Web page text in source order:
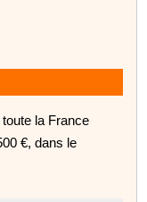
la France
€, dans le